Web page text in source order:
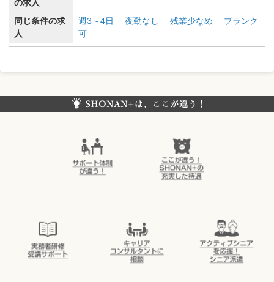
の求人
同じ条件の求
人
週3～4日 夜勤なし 残業少なめ
ブランク
可